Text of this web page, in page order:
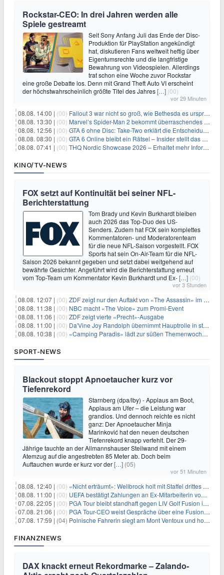
Rockstar-CEO: In drei Jahren werden alle
Spiele gestreamt
Seit Sony Anfang Juli das Ende der Disc-
Produktion für PlayStation angekündigt
hat, diskutieren Fans weltweit heftig über
Eigentumsrechte und die langfristige
Bewahrung von Videospielen. Allerdings
trat schon eine Woche zuvor Rockstar
eine große Debatte los. Denn mit Grand Theft Auto VI erscheint
der höchstwahrscheinlich größte Titel des Jahres[…] (00)
vor 29 Minuten
08.08. 14:00 | (00) Fallout 3 war nicht so groß, wie Bethesda es ursprünglich wollte
08.08. 13:30 | (00) Marvel’s Spider-Man 2 bekommt überraschendes PS5-Update mit gewünschter Komfortfunktion
08.08. 12:56 | (00) GTA 6 ohne Disc: Take-Two erklärt die Entscheidung für Download-Codes
08.08. 08:30 | (00) GTA 6 Online bleibt ein Rätsel – Insider stellt das neue Gerücht klar
08.08. 07:41 | (00) THQ Nordic Showcase 2026 – Erhaltet mehr Informationen
KINO/TV-NEWS
FOX setzt auf Kontinuität bei seiner NFL-
Berichterstattung
Tom Brady und Kevin Burkhardt bleiben
auch 2026 das Top-Duo des US-
Senders. Zudem hat FOX sein komplettes
Kommentatoren- und Moderatorenteam
für die neue NFL-Saison vorgestellt. FOX
Sports hat sein On-Air-Team für die NFL-
Saison 2026 bekannt gegeben und setzt dabei weitgehend auf
bewährte Gesichter. Angeführt wird die Berichterstattung erneut
vom Top-Team um Kommentator Kevin Burkhardt und Ex-[…] (00)
vor 3 Stunden
08.08. 12:07 | (00) ZDF zeigt nur den Auftakt von «The Assassin» im Fernsehen
08.08. 11:38 | (00) NBC macht «The Voice» zum Promi-Event
08.08. 11:06 | (00) ZDF zeigt vierte «Precht»-Ausgabe
08.08. 11:00 | (00) Da'Vine Joy Randolph übernimmt Hauptrolle in starbesetzter schwarzer Komödie
08.08. 10:38 | (00) «Camping Paradis» lädt zur süßen Themenwoche ein
SPORT-NEWS
Blackout stoppt Apnoetaucher kurz vor
Tiefenrekord
Starnberg (dpa/lby) - Applaus am Boot,
Applaus am Ufer – die Leistung war
grandios. Und dennoch reichte es nicht
ganz: Der Apnoetaucher Minja
Marinković hat den neuen deutschen
Tiefenrekord knapp verfehlt. Der 29-
Jährige tauchte an der Allmannshauser Steilwand mit einem
Atemzug auf die angestrebten 85 Meter ab. Doch beim
Auftauchen wurde er kurz vor der[…] (05)
vor 51 Minuten
08.08. 12:40 | (00) «Nicht erträumt»: Wellbrock holt mit Staffel drittes EM-Gold
08.08. 11:00 | (00) UEFA bestätigt Zahlungen an Ex-Mitarbeiterin von Infantino
07.08. 22:05 | (00) PGA Tour bleibt standhaft gegen LIV Golf Fusion in einem sich wandelnden Sportumfeld
07.08. 21:06 | (00) PGA Tour-CEO weist Gespräche über eine Fusion mit LIV Golf zurück und bekräftigt die Wettbewerbslandschaft
07.08. 17:59 | (04) Polnische Fahrerin siegt am Mont Ventoux und holt Tour-Gelb
FINANZNEWS
DAX knackt erneut Rekordmarke – Zalando-